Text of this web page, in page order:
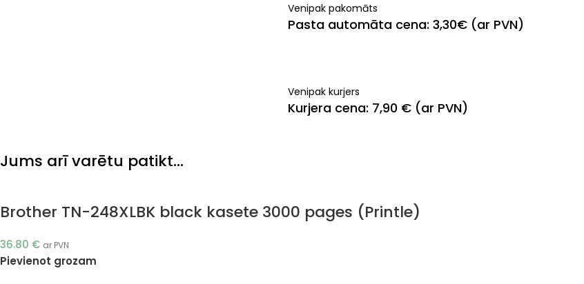
Venipak pakomāts
Pasta automāta cena: 3,30€ (ar PVN)
Venipak kurjers
Kurjera cena: 7,90 € (ar PVN)
Jums arī varētu patikt…
Brother TN-248XLBK black kasete 3000 pages (Printle)
36.80 € ar PVN
Pievienot grozam